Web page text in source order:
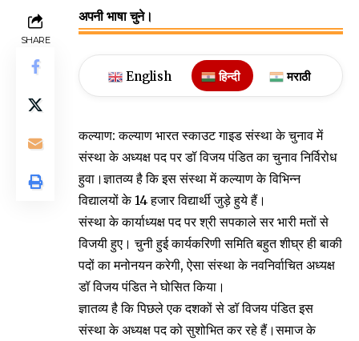
SHARE
अपनी भाषा चुने।
English हिन्दी मराठी
कल्याण: कल्याण भारत स्काउट गाइड संस्था के चुनाव में
संस्था के अध्यक्ष पद पर डॉ विजय पंडित का चुनाव निर्विरोध
हुवा।ज्ञातव्य है कि इस संस्था में कल्याण के विभिन्न
विद्यालयों के 14 हजार विद्यार्थी जुड़े हुये हैं।
संस्था के कार्याध्यक्ष पद पर श्री सपकाले सर भारी मतों से
विजयी हुए। चुनी हुई कार्यकरिणी समिति बहुत शीघ्र ही बाकी
पदों का मनोनयन करेगी, ऐसा संस्था के नवनिर्वाचित अध्यक्ष
डॉ विजय पंडित ने घोसित किया।
ज्ञातव्य है कि पिछले एक दशकों से डॉ विजय पंडित इस
संस्था के अध्यक्ष पद को सुशोभित कर रहे हैं।समाज के